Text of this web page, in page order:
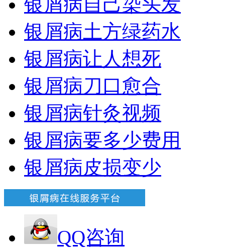
银屑病土方绿药水
银屑病让人想死
银屑病刀口愈合
银屑病针灸视频
银屑病要多少费用
银屑病皮损变少
QQ咨询